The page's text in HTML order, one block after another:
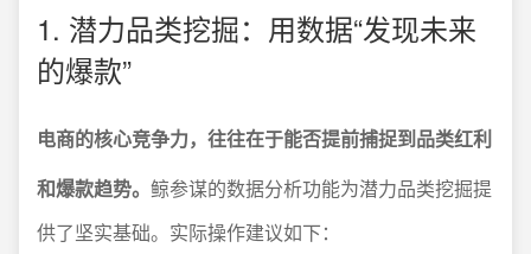
1. 潜力品类挖掘：用数据“发现未来
的爆款”
电商的核心竞争力，往往在于能否提前捕捉到品类红利
和爆款趋势。 鲸参谋的数据分析功能为潜力品类挖掘提
供了坚实基础。实际操作建议如下：